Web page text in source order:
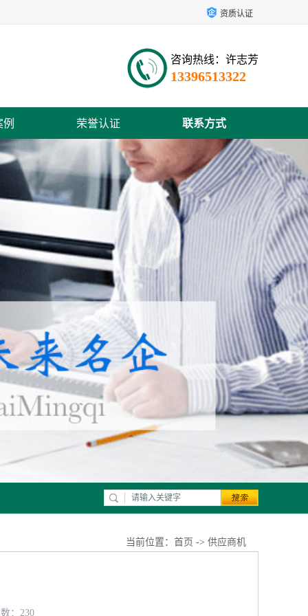
资质认证
咨询热线：许志芳
13396513322
荣誉认证 联系方式
当前位置： 首页 -> 供应商机
：230